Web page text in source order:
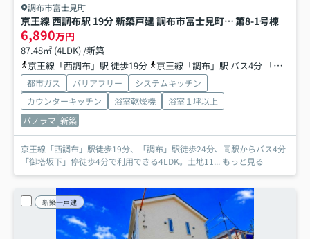
調布市富士見町
京王線 西調布駅 19分 新築戸建 調布市富士見町3丁目第8-1号棟
6,890万円
87.48㎡ (4LDK) /新築
京王線「西調布」駅 徒歩19分
京王線「調布」駅 バス4分 「御塔坂下」 停歩4分
都市ガス バリアフリー
システムキッチン
カウンターキッチン
浴室乾燥機
浴室１坪以上
パノラマ 新築
京王線「西調布」駅徒歩19分、「調布」駅徒歩24分、同駅からバス4分
「御塔坂下」停徒歩4分で利用できる4LDK。土地11... もっと見る
新築一戸建